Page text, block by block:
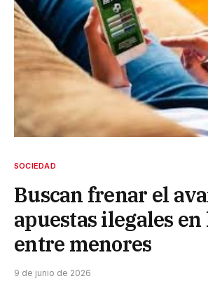
SOCIEDAD
Buscan frenar el
apuestas ilegales
entre menores
9 de junio de 2026